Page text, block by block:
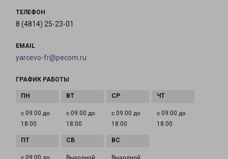
ТЕЛЕФОН
8 (4814) 25-23-01
EMAIL
yarcevo-fr@pecom.ru
ГРАФИК РАБОТЫ
с 09:00 до
18:00
с 09:00 до
18:00
с 09:00 до
18:00
с 09:00 до
18:00